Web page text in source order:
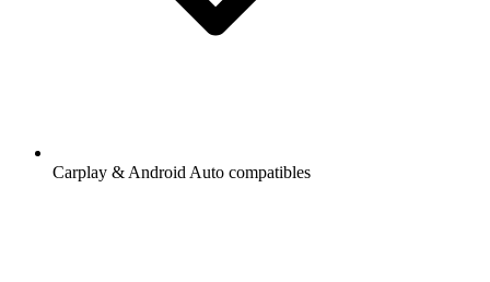
Carplay & Android Auto compatibles